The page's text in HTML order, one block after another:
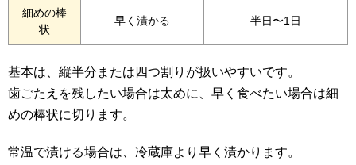
細めの棒
状
早く漬かる 半日〜1日
基本は、縦半分または四つ割りが扱いやすいです。
歯ごたえを残したい場合は太めに、早く食べたい場合は細
めの棒状に切ります。
常温で漬ける場合は、冷蔵庫より早く漬かります。